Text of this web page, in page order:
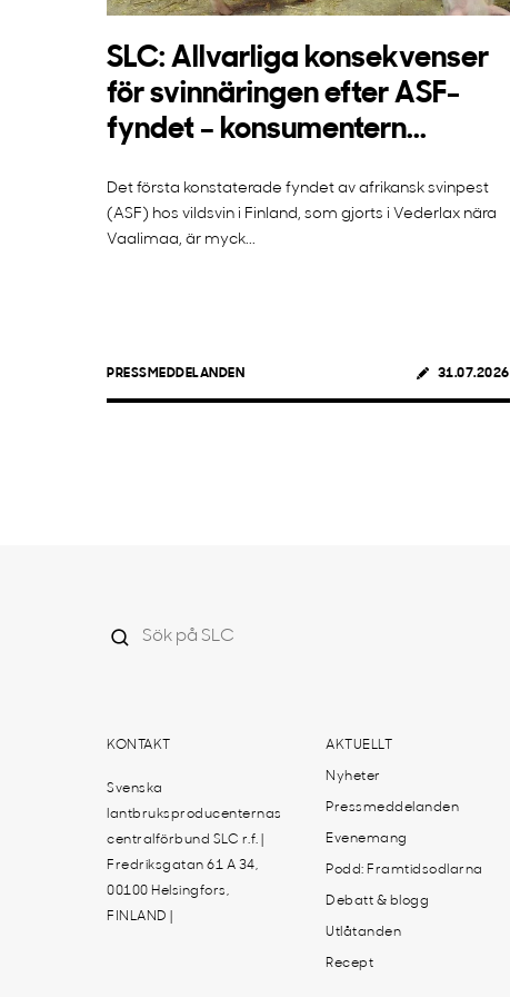
SLC: Allvarliga konsekvenser
för svinnäringen efter ASF-
fyndet – konsumentern...
Det första konstaterade fyndet av afrikansk svinpest
(ASF) hos vildsvin i Finland, som gjorts i Vederlax nära
Vaalimaa, är myck...
PRESSMEDDELANDEN 31.07.2026
KONTAKT
Svenska
lantbruksproducenternas
centralförbund SLC r.f. |
Fredriksgatan 61 A 34,
00100 Helsingfors,
FINLAND |
AKTUELLT
Nyheter
Pressmeddelanden
Evenemang
Podd: Framtidsodlarna
Debatt & blogg
Utlåtanden
Recept